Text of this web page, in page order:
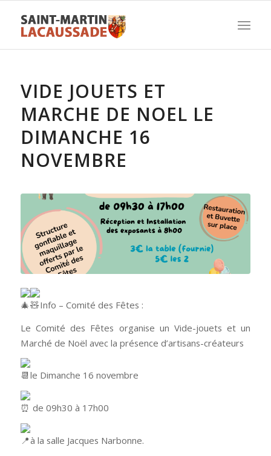
VIDE JOUETS ET
MARCHE DE NOEL LE
DIMANCHE 16
NOVEMBRE
Info – Comité des Fêtes :
Le Comité des Fêtes organise un Vide-jouets et un
Marché de Noël avec la présence d’artisans-créateurs
le Dimanche 16 novembre
de 09h30 à 17h00
à la salle Jacques Narbonne.